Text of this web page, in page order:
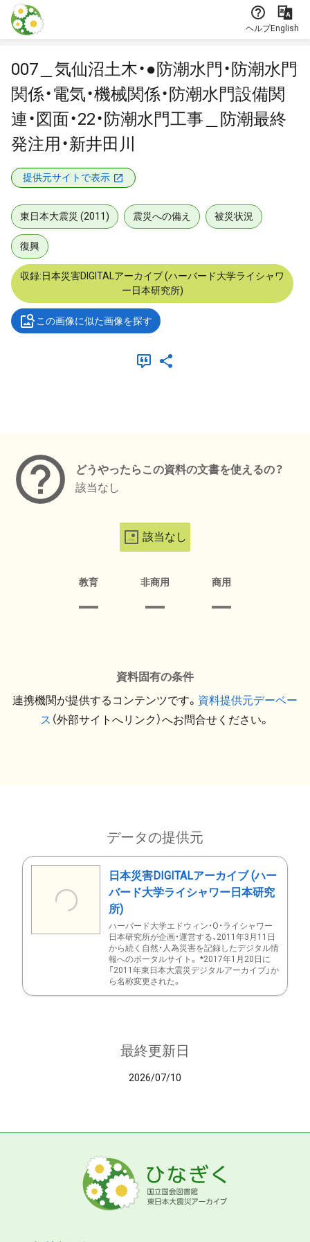
本文に飛ぶ
ヘルプEnglish
007＿気仙沼土木・●防潮水門・防潮水門
関係・電気・機械関係・防潮水門設備関
連・図面・22・防潮水門工事＿防潮最終
発注用・新井田川
提供元サイトで表示
東日本大震災 (2011) 震災への備え 被災状況
復興
収録:日本災害DIGITALアーカイブ (ハーバード大学ライシャワ
ー日本研究所)
この画像に似た画像を探す
どうやったらこの資料の文書を使えるの？
該当なし
該当なし
教育 非商用 商用
資料固有の条件
連携機関が提供するコンテンツです。 資料提供元デーベー
ス （外部サイトへリンク）へお問合せください。
データの提供元
日本災害DIGITALアーカイブ (ハー
バード大学ライシャワー日本研究
所)
ハーバード大学エドウィン・O・ライシャワー
日本研究所が企画・運営する、2011年3月11日
から続く自然・人為災害を記録したデジタル情
報へのポータルサイト。 *2017年1月20日に
「2011年東日本大震災デジタルアーカイブ」か
ら名称変更された。
最終更新日
2026/07/10